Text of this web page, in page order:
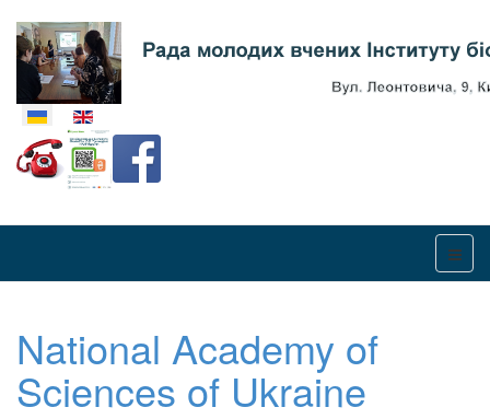
Оберіть свою мову
National Academy of
Sciences of Ukraine